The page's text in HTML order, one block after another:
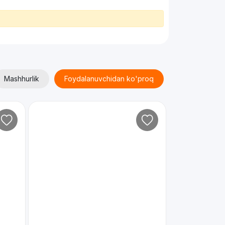
Mashhurlik Foydalanuvchidan ko'proq